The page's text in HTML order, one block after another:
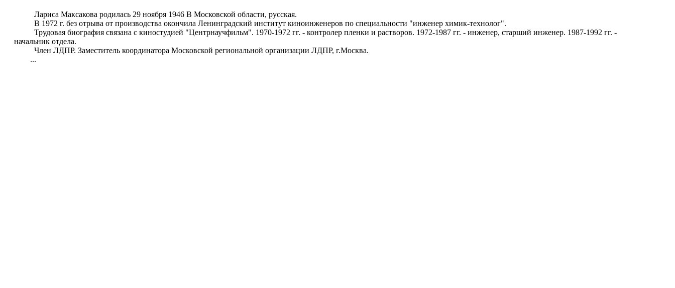
Лариса Максакова родилась 29 ноября 1946 В Московской области, русская.
В 1972 г. без отрыва от производства окончила Ленинградский институт киноинженеров по специальности "инженер химик-технолог".
Трудовая биография связана с киностудией "Центрнаучфильм". 1970-1972 гг. - контролер пленки и растворов. 1972-1987 гг. - инженер, старший инженер. 1987-1992 гг. -
начальник отдела.
Член ЛДПР. Заместитель координатора Московской региональной организации ЛДПР, г.Москва.
...